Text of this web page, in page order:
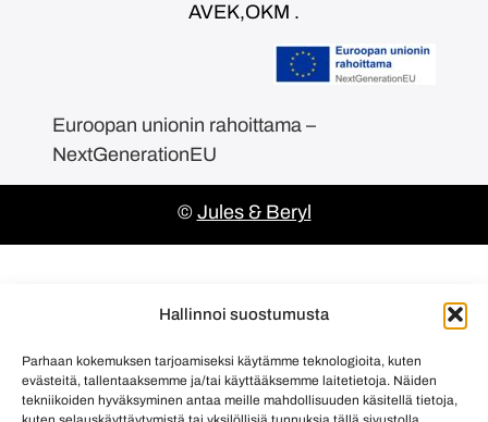
Hallinnoi suostumusta
Parhaan kokemuksen tarjoamiseksi käytämme teknologioita, kuten
evästeitä, tallentaaksemme ja/tai käyttääksemme laitetietoja. Näiden
tekniikoiden hyväksyminen antaa meille mahdollisuuden käsitellä tietoja,
AVEK,OKM .
Euroopan unionin rahoittama –
NextGenerationEU
© Jules & Beryl